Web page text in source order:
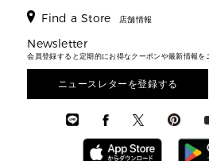
ウェア
アクセサリー
アクセサリー
メンズ バッ
メンズ 財布・
メンズ シュー
メンズ ウェ
メンズ 時計・
▶ メンズすべ
メンズ財布・
メンズアクセサ
メンズウェ
トラベル
3 IN 1 / 2 IN 1 バ
▶ メンズすべて
▶ メンズすべ
▶ メンズすべて
▶ メンズすべて
▶ バッグすべ
通勤・通学アイ
3 IN 1 バッグ
ミニ財布・フラグメ
財布・小物
時計・ジュエ
アクセサリ
エディターレビ
Find a Store 店舗情報
Newsletter
会員登録すると定期的にお得なクーポンや最新情報を
ニュースレターを登録する